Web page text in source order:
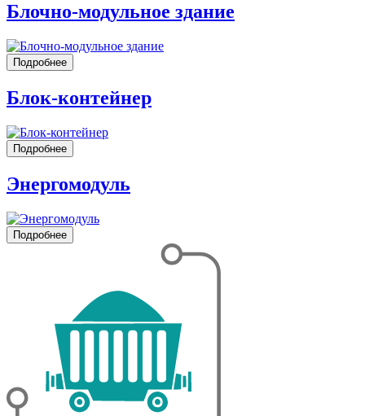
Блочно-модульное здание
Подробнее
Блок-контейнер
Подробнее
Энергомодуль
Подробнее